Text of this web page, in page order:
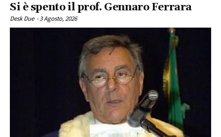
Si è spento il prof. Gennaro Ferrara
Desk Due -3 Agosto, 2026